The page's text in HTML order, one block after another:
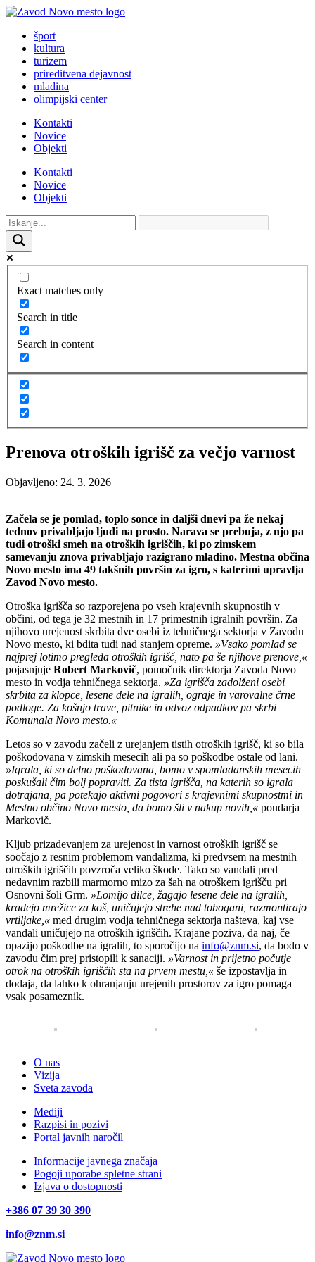
šport
kultura
turizem
prireditvena dejavnost
mladina
olimpijski center
Kontakti
Novice
Objekti
Kontakti
Novice
Objekti
Exact matches only
Search in title
Search in content
Prenova otroških igrišč za večjo varnost
Objavljeno: 24. 3. 2026
Začela se je pomlad, toplo sonce in daljši dnevi pa že nekaj
tednov privabljajo ljudi na prosto. Narava se prebuja, z njo pa
tudi otroški smeh na otroških igriščih, ki po zimskem
samevanju znova privabljajo razigrano mladino. Mestna občina
Novo mesto ima 49 takšnih površin za igro, s katerimi upravlja
Zavod Novo mesto.
Otroška igrišča so razporejena po vseh krajevnih skupnostih v
občini, od tega je 32 mestnih in 17 primestnih igralnih površin. Za
njihovo urejenost skrbita dve osebi iz tehničnega sektorja v Zavodu
Novo mesto, ki bdita tudi nad stanjem opreme. »Vsako pomlad se
najprej lotimo pregleda otroških igrišč, nato pa še njihove prenove,«
pojasnjuje Robert Markovič, pomočnik direktorja Zavoda Novo
mesto in vodja tehničnega sektorja. »Za igrišča zadolženi osebi
skrbita za klopce, lesene dele na igralih, ograje in varovalne črne
podloge. Za košnjo trave, pitnike in odvoz odpadkov pa skrbi
Komunala Novo mesto.«
Letos so v zavodu začeli z urejanjem tistih otroških igrišč, ki so bila
poškodovana v zimskih mesecih ali pa so poškodbe ostale od lani.
»Igrala, ki so delno poškodovana, bomo v spomladanskih mesecih
poskušali čim bolj popraviti. Za tista igrišča, na katerih so igrala
dotrajana, pa potekajo aktivni pogovori s krajevnimi skupnostmi in
Mestno občino Novo mesto, da bomo šli v nakup novih,« poudarja
Markovič.
Kljub prizadevanjem za urejenost in varnost otroških igrišč se
soočajo z resnim problemom vandalizma, ki predvsem na mestnih
otroških igriščih povzroča veliko škode. Tako so vandali pred
nedavnim razbili marmorno mizo za šah na otroškem igrišču pri
Osnovni šoli Grm. »Lomijo dilce, žagajo lesene dele na igralih,
kradejo mrežice za koš, uničujejo strehe nad tobogani, razmontirajo
vrtiljake,« med drugim vodja tehničnega sektorja našteva, kaj vse
vandali uničujejo na otroških igriščih. Krajane poziva, da naj, če
opazijo poškodbe na igralih, to sporočijo na info@znm.si, da bodo v
zavodu čim prej pristopili k sanaciji. »Varnost in prijetno počutje
otrok na otroških igriščih sta na prvem mestu,« še izpostavlja in
dodaja, da lahko k ohranjanju urejenih prostorov za igro pomaga
vsak posameznik.
O nas
Vizija
Sveta zavoda
Mediji
Razpisi in pozivi
Portal javnih naročil
Informacije javnega značaja
Pogoji uporabe spletne strani
Izjava o dostopnosti
+386 07 39 30 390
info@znm.si